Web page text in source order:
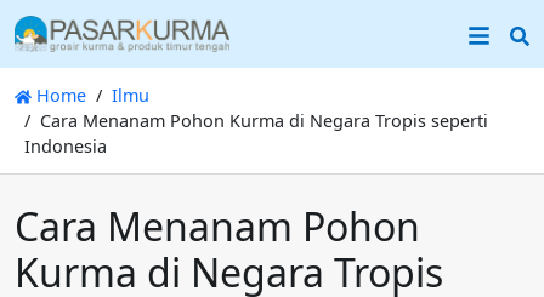
Home
Ilmu
Cara Menanam Pohon Kurma di Negara Tropis seperti
Indonesia
Cara Menanam Pohon
Kurma di Negara Tropis